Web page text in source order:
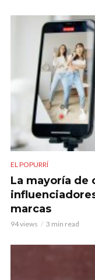
EL POPURRÍ
La mayoría de
marcas
94 views 3 min read